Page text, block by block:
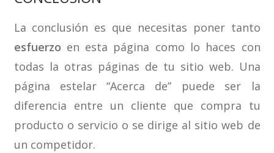
La conclusión es que necesitas poner tanto
esfuerzo en esta página como lo haces con
todas la otras páginas de tu sitio web. Una
página estelar “Acerca de” puede ser la
diferencia entre un cliente que compra tu
producto o servicio o se dirige al sitio web de
un competidor.